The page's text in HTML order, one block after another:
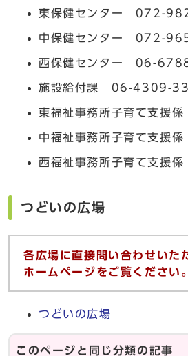
東保健センター 072-
中保健センター 072-
西保健センター 06-
施設給付課 06-4309-
東福祉事務所子育て支
中福祉事務所子育て支
西福祉事務所子育て支
つどいの広場
各広場に直接問い合わせいた
ホームページをご覧ください。
つどいの広場
このページと同じ分類の記事